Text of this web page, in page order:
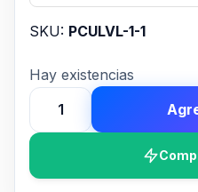
SKU: PCULVL-1-1
Hay existencias
ULTRA